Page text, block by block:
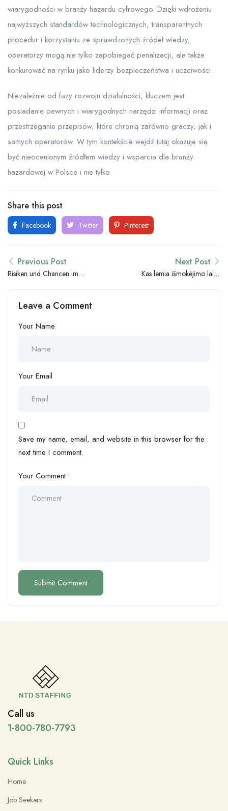
wiarygodności w branży hazardu cyfrowego. Dzięki wdrożeniu
najwyższych standardów technologicznych, transparentnych
procedur i korzystaniu ze sprawdzonych źródeł wiedzy,
operatorzy mogą nie tylko zapobiegać penalizacji, ale także
konkurować na rynku jako liderzy bezpieczeństwa i uczciwości.
Niezależnie od fazy rozwoju działalności, kluczem jest
posiadanie pewnych i wiarygodnych narzędzi informacji oraz
przestrzeganie przepisów, które chronią zarówno graczy, jak i
samych operatorów. W tym kontekście wejdź tutaj okazuje się
być nieocenionym źródłem wiedzy i wsparcia dla branży
hazardowej w Polsce i nie tylko.
Share this post
Facebook Twitter Pinterest
Previous Post
Risiken und Chancen im
Expertenüberblick
Next Post
Kas lemia išmokėjimo laiką
Leave a Comment
Your Name
Your Email
Save my name, email, and website in this browser for the
next time I comment.
Your Comment
Call us
1-800-780-7793
Quick Links
Home
Job Seekers